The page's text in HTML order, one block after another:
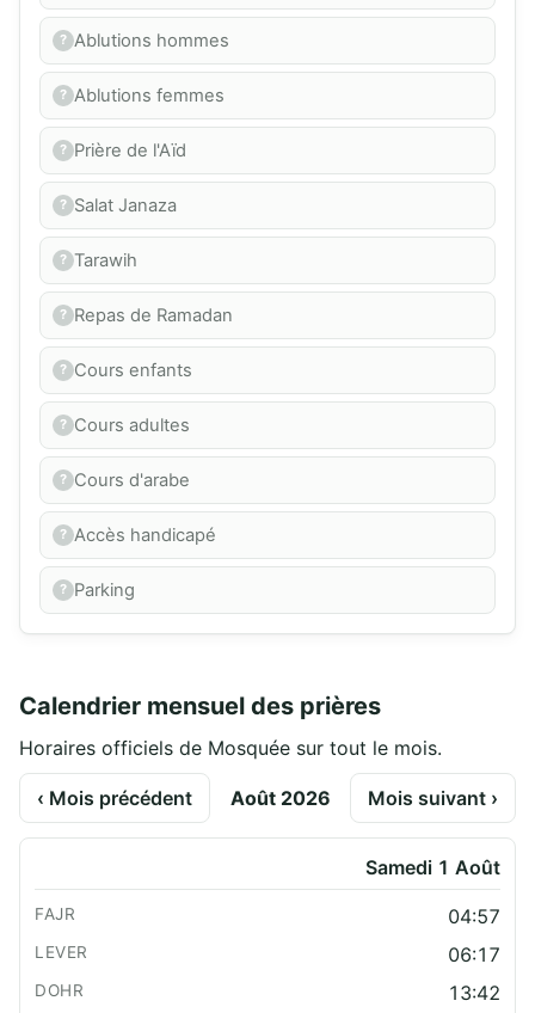
Ablutions hommes
Ablutions femmes
Prière de l'Aïd
Salat Janaza
Tarawih
Repas de Ramadan
Cours enfants
Cours adultes
Cours d'arabe
Accès handicapé
Parking
Calendrier mensuel des prières
Horaires officiels de Mosquée sur tout le mois.
‹ Mois précédent Août 2026 Mois suivant ›
Samedi 1 Août
04:57
06:17
13:42